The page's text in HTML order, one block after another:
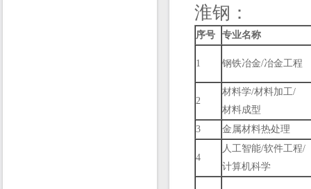
淮钢：
序号 专业名称
1 钢铁冶金/冶金工程
2
材料学/材料加工/
材料成型
3
金属材料热处理
4
人工智能/软件工程/
计算机科学